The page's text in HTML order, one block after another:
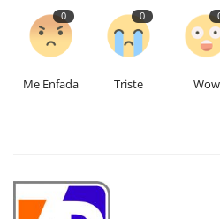
0
Me Enfada
0
Triste Wow